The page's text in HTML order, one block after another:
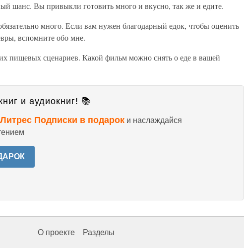
шанс. Вы привыкли готовить много и вкусно, так же и едите.
много. Если вам нужен благодарный едок, чтобы оценить
вспомните обо мне.
пищевых сценариев. Какой фильм можно снять о еде в вашей
и аудиокниг! 📚
Подписки в подарок и наслаждайся
О проекте Разделы